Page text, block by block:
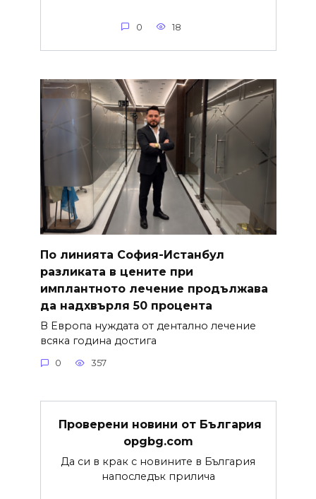
0 18
По линията София-Истанбул
разликата в цените при
имплантното лечение продължава
да надхвърля 50 процента
В Европа нуждата от дентално лечение
всяка година достига
0 357
Проверени новини от България
opgbg.com
Да си в крак с новините в България
напоследък прилича